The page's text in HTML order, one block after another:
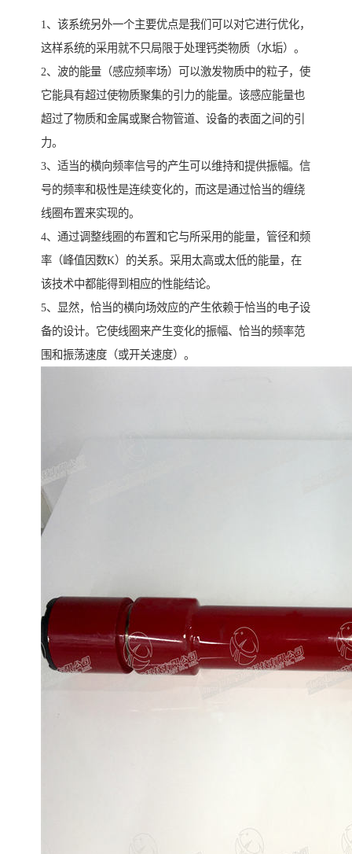
1、该系统另外一个主要优点是我们可以对它进行优化，
这样系统的采用就不只局限于处理钙类物质（水垢）。
2、波的能量（感应频率场）可以激发物质中的粒子，使
它能具有超过使物质聚集的引力的能量。该感应能量也
超过了物质和金属或聚合物管道、设备的表面之间的引
力。
3、适当的横向频率信号的产生可以维持和提供振幅。信
号的频率和极性是连续变化的，而这是通过恰当的缠绕
线圈布置来实现的。
4、通过调整线圈的布置和它与所采用的能量，管径和频
率（峰值因数K）的关系。采用太高或太低的能量，在
该技术中都能得到相应的性能结论。
5、显然，恰当的横向场效应的产生依赖于恰当的电子设
备的设计。它使线圈来产生变化的振幅、恰当的频率范
围和振荡速度（或开关速度）。